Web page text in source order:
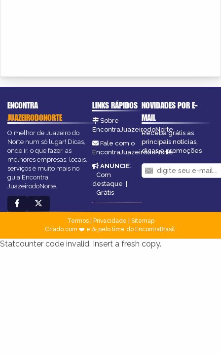
ENCONTRA
JUAZEIRODONORTE
O melhor de Juazeiro do
Norte num só lugar! Dicas,
onde ir, o que fazer, as
melhores empresas, locais,
serviços e muito mais no
guia Encontra
JuazeirodoNorte.
LINKS RÁPIDOS
Sobre
EncontraJuazeirodoNorte
Fale com o
EncontraJuazeirodoNorte
ANUNCIE:
Com
destaque |
Grátis
NOVIDADES POR E-
MAIL
Receba grátis as
principais notícias,
dicas e promoções
Termos| Privacidade
Sitemap
Criado com ❤️ e ☕ pelo time do EncontraBrasil
Statcounter code invalid. Insert a fresh copy.